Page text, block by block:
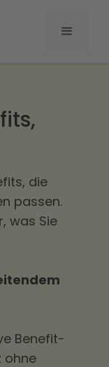
die
passen.
was Sie
Benefit-
ohne